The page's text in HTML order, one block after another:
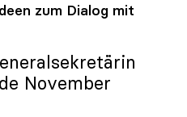
zum Dialog mit
November